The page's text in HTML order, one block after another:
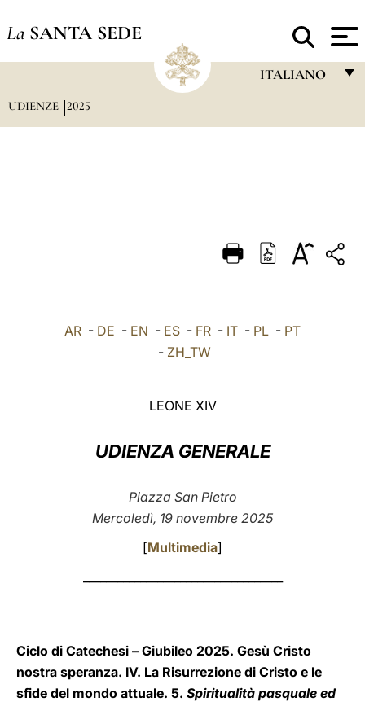
La SANTA SEDE
ITALIANO
DEUTSCH
العربيّة
UDIENZE 2025
AR - DE - EN - ES - FR - IT - PL - PT
- ZH_TW
LEONE XIV
UDIENZA GENERALE
Piazza San Pietro
Mercoledì, 19 novembre 2025
[Multimedia]
Ciclo di Catechesi – Giubileo 2025. Gesù Cristo
nostra speranza. IV. La Risurrezione di Cristo e le
sfide del mondo attuale. 5. Spiritualità pasquale ed